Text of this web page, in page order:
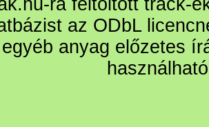
ra feltöltött track-
az ODbL
anyag előzetes